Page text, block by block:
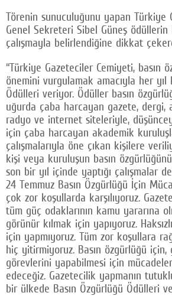
Törenin sunuculuğunu yapan Türkiye
Genel Sekreteri Sibel Güneş
çalışmayla belirlendiğine dikkat
“Türkiye Gazeteciler Cemiyeti, basın
önemini vurgulamak amacıyla her yıl
Ödülleri veriyor. Ödüller basın
uğurda çaba harcayan gazete, dergi,
radyo ve internet siteleriyle,
için çaba harcayan akademik
çalışmalarıyla öne çıkan kişilere
kişi veya kuruluşun basın
son bir yıl içinde yaptığı çalışmalar
24 Temmuz Basın Özgürlüğü İçin
çok zor koşullarda karşılıyoruz.
tüm güç odaklarının kamu yararına
görünür kılmak için yapıyoruz.
için yapmıyoruz. Tüm zor koşullara
hiç yitirmiyoruz. Basın özgürlüğü için,
görevlerini yapabilmesi için
edeceğiz. Gazetecilik yapmanın
bir ülkede Basın Özgürlüğü Ödülleri